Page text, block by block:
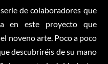
de colaboradores que
en este proyecto que
noveno arte. Poco a poco
descubriréis de su mano